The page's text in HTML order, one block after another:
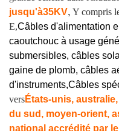
jusqu'à35KV, Y compris
E,Câbles d'alimentation
caoutchouc à usage
submersibles, câbles
gaine de plomb, câbles
d'instruments,Câbles
versÉtats-unis,
du sud, moyen-orient,
national accrédité par